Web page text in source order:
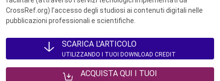
CrossRef.org) l’accesso degli studiosi ai contenuti digitali nelle
pubblicazioni professionali e scientifiche.
SCARICA L'ARTICOLO
UTILIZZANDO I TUOI DOWNLOAD CREDIT
ACQUISTA QUI I TUOI